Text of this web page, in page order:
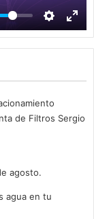
de Filtros Sergio
agosto.
agua en tu